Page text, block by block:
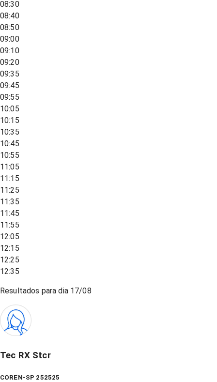
08:30
08:40
08:50
09:00
09:10
09:20
09:35
09:45
09:55
10:05
10:15
10:35
10:45
10:55
11:05
11:15
11:25
11:35
11:45
11:55
12:05
12:15
12:25
12:35
Resultados para dia 17/08
Tec RX Stcr
COREN-SP 252525